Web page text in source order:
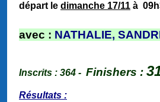
départ le dimanche 17/11 à
avec : NATHALIE,
Inscrits : 364 - Finishers :
Résultats :